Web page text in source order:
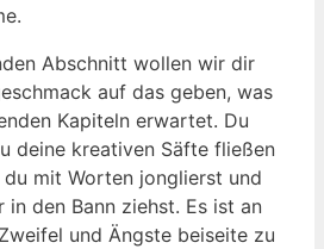
Abschnitt wollen wir dir
auf das geben, was
Kapiteln erwartet. Du
deine kreativen Säfte fließen
du mit Worten jonglierst und
in den Bann ziehst. Es ist an
und Ängste beiseite zu